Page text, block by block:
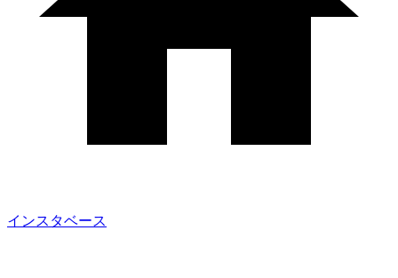
インスタベース